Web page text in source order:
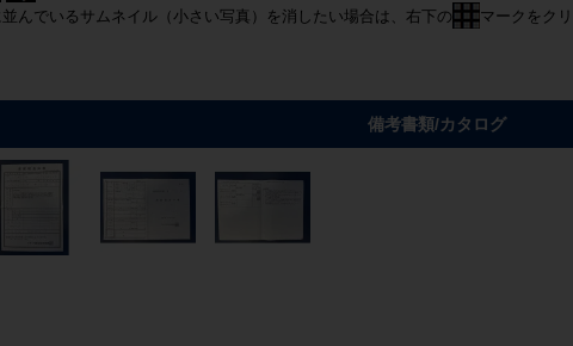
んでいるサムネイル（小さい写真）を消したい場合は、右下の
マークをク
備考書類/カタログ